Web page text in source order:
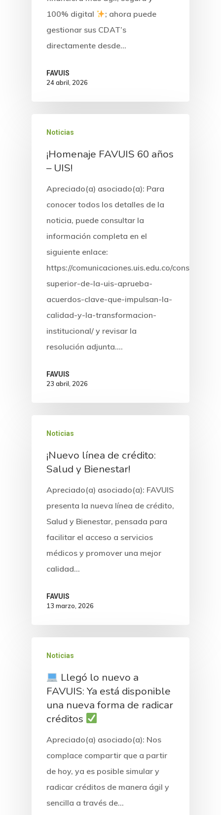
100% digital
; ahora puede
gestionar sus CDAT’s
directamente desde…
FAVUIS
24 abril, 2026
Noticias
¡Homenaje FAVUIS 60 años
– UIS!
Apreciado(a) asociado(a): Para
conocer todos los detalles de la
noticia, puede consultar la
información completa en el
siguiente enlace:
https://comunicaciones.uis.edu.co/consejo-
superior-de-la-uis-aprueba-
acuerdos-clave-que-impulsan-la-
calidad-y-la-transformacion-
institucional/ y revisar la
resolución adjunta.…
FAVUIS
23 abril, 2026
Noticias
¡Nuevo línea de crédito:
Salud y Bienestar!
Apreciado(a) asociado(a): FAVUIS
presenta la nueva línea de crédito,
Salud y Bienestar, pensada para
facilitar el acceso a servicios
médicos y promover una mejor
calidad…
FAVUIS
13 marzo, 2026
Noticias
Llegó lo nuevo a
FAVUIS: Ya está disponible
una nueva forma de radicar
créditos
Apreciado(a) asociado(a): Nos
complace compartir que a partir
de hoy, ya es posible simular y
radicar créditos de manera ágil y
sencilla a través de…
Nosotros
Actas De Junta
Estatutos
Crédito
Convenios
Documentos